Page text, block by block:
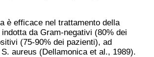
è efficace nel trattamento della
da Gram-negativi (80% dei
(75-90% dei pazienti), ad
aureus (Dellamonica et al., 1989).